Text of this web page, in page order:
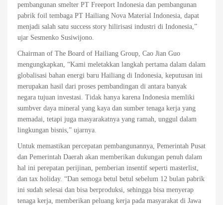
pembangunan smelter PT Freeport Indonesia dan pembangunan
pabrik foil tembaga PT Hailiang Nova Material Indonesia, dapat
menjadi salah satu success story hilirisasi industri di Indonesia,”
ujar Sesmenko Susiwijono.
Chairman of The Board of Hailiang Group, Cao Jian Guo
mengungkapkan, “Kami meletakkan langkah pertama dalam dalam
globalisasi bahan energi baru Hailiang di Indonesia, keputusan ini
merupakan hasil dari proses pembandingan di antara banyak
negara tujuan investasi. Tidak hanya karena Indonesia memliki
sumbver daya mineral yang kaya dan sumber tenaga kerja yang
memadai, tetapi juga masyarakatnya yang ramah, unggul dalam
lingkungan bisnis,” ujarnya.
Untuk memastikan percepatan pembangunannya, Pemerintah Pusat
dan Pemerintah Daerah akan memberikan dukungan penuh dalam
hal ini perepatan perijinan, pemberian insentif seperti masterlist,
dan tax holiday. “Dan semoga betul betul sebelum 12 bulan pabrik
ini sudah selesai dan bisa berproduksi, sehingga bisa menyerap
tenaga kerja, memberikan peluang kerja pada masyarakat di Jawa